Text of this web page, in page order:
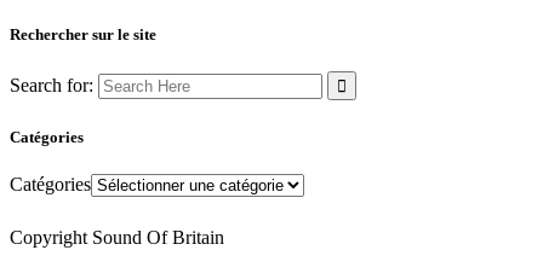
Rechercher sur le site
Search for:
Catégories
Catégories
Copyright Sound Of Britain